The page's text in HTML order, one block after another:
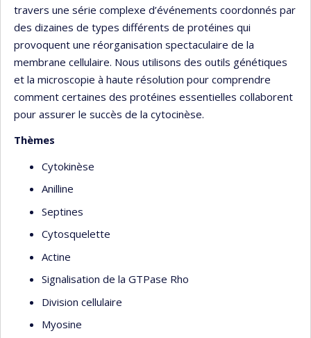
travers une série complexe d’événements coordonnés par
des dizaines de types différents de protéines qui
provoquent une réorganisation spectaculaire de la
membrane cellulaire. Nous utilisons des outils génétiques
et la microscopie à haute résolution pour comprendre
comment certaines des protéines essentielles collaborent
pour assurer le succès de la cytocinèse.
Thèmes
Cytokinèse
Anilline
Septines
Cytosquelette
Actine
Signalisation de la GTPase Rho
Division cellulaire
Myosine